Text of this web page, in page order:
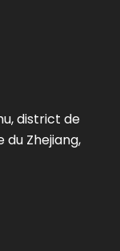
district de
du Zhejiang,